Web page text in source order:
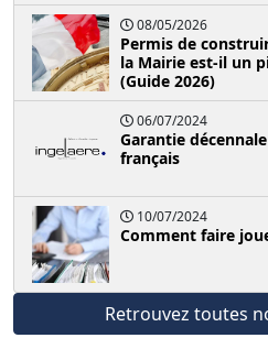
08/05/2026
Permis de
la Mairie est-il un
(Guide 2026)
06/07/2024
Garantie
français
10/07/2024
Comment faire
Retrouvez toutes